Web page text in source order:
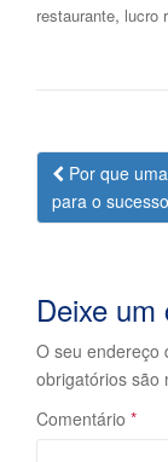
restaurante, lucro
da
Por que
para o
Deixe
O seu endereço
obrigatórios são
Comentário *